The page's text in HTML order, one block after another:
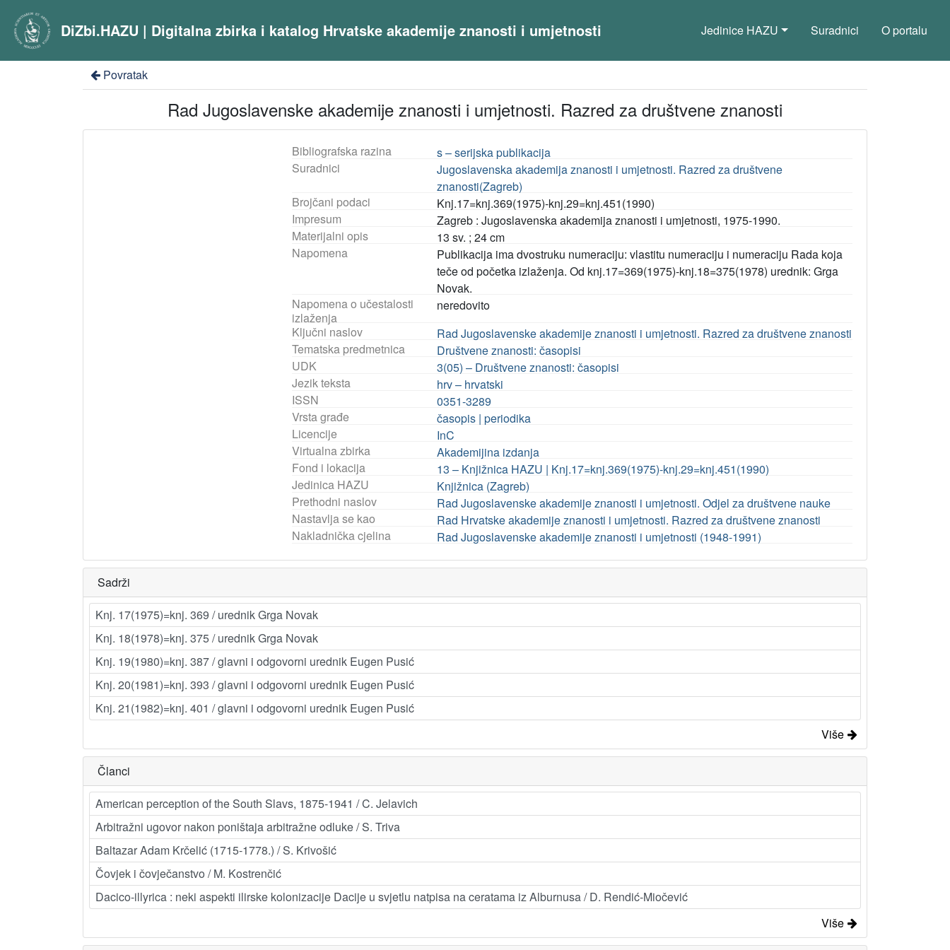
DiZbi.HAZU | Digitalna zbirka i katalog Hrvatske akademije znanosti i umjetnosti Jedinice HAZU Suradnici O portalu
Povratak
Rad Jugoslavenske akademije znanosti i umjetnosti. Razred za društvene znanosti
Bibliografska razina
s – serijska publikacija
Suradnici
Jugoslavenska akademija znanosti i umjetnosti. Razred za društvene
znanosti(Zagreb)
Brojčani podaci
Knj.17=knj.369(1975)-knj.29=knj.451(1990)
Impresum
Zagreb : Jugoslavenska akademija znanosti i umjetnosti, 1975-1990.
Materijalni opis
13 sv. ; 24 cm
Napomena
Publikacija ima dvostruku numeraciju: vlastitu numeraciju i numeraciju Rada koja
teče od početka izlaženja. Od knj.17=369(1975)-knj.18=375(1978) urednik: Grga
Novak.
Napomena o učestalosti
izlaženja
neredovito
Ključni naslov
Rad Jugoslavenske akademije znanosti i umjetnosti. Razred za društvene znanosti
Tematska predmetnica
Društvene znanosti: časopisi
UDK
3(05) – Društvene znanosti: časopisi
Jezik teksta
hrv – hrvatski
ISSN
0351-3289
Vrsta građe
časopis | periodika
Licencije
InC
Virtualna zbirka
Akademijina izdanja
Fond i lokacija
13 – Knjižnica HAZU | Knj.17=knj.369(1975)-knj.29=knj.451(1990)
Jedinica HAZU
Knjižnica (Zagreb)
Prethodni naslov
Rad Jugoslavenske akademije znanosti i umjetnosti. Odjel za društvene nauke
Nastavlja se kao
Rad Hrvatske akademije znanosti i umjetnosti. Razred za društvene znanosti
Nakladnička cjelina
Rad Jugoslavenske akademije znanosti i umjetnosti (1948-1991)
Sadrži
Knj. 17(1975)=knj. 369 / urednik Grga Novak
Knj. 18(1978)=knj. 375 / urednik Grga Novak
Knj. 19(1980)=knj. 387 / glavni i odgovorni urednik Eugen Pusić
Knj. 20(1981)=knj. 393 / glavni i odgovorni urednik Eugen Pusić
Knj. 21(1982)=knj. 401 / glavni i odgovorni urednik Eugen Pusić
Više
Članci
American perception of the South Slavs, 1875-1941 / C. Jelavich
Arbitražni ugovor nakon poništaja arbitražne odluke / S. Triva
Baltazar Adam Krčelić (1715-1778.) / S. Krivošić
Čovjek i čovječanstvo / M. Kostrenčić
Dacico-illyrica : neki aspekti ilirske kolonizacije Dacije u svjetlu natpisa na ceratama iz Alburnusa / D. Rendić-Miočević
Više